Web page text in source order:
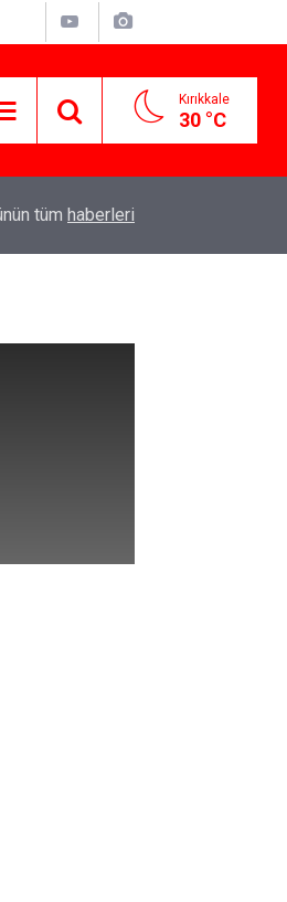
Kırıkkale
30 °C
Savunma Teknolojileri Dünya
tüm haberleri